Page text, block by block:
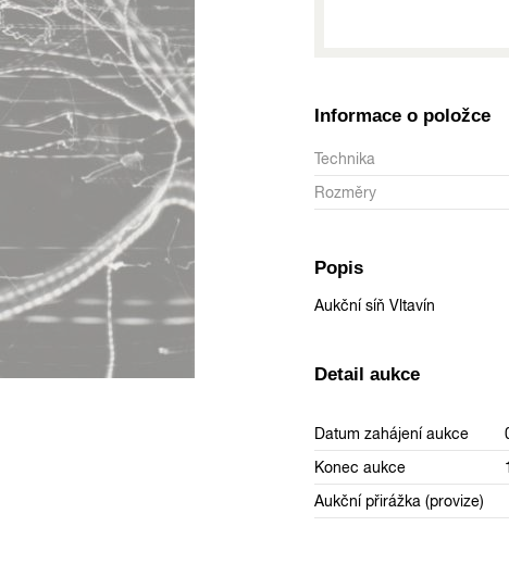
Informace o položce
Technika
Rozměry
Popis
Aukční síň Vltavín
Detail aukce
Datum zahájení aukce
Konec aukce
Aukční přirážka (provize)